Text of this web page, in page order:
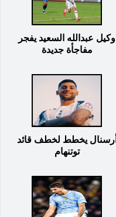
وكيل عبدالله السعيد يفجر
مفاجأة جديدة
أرسنال يخطط لخطف قائد
توتنهام